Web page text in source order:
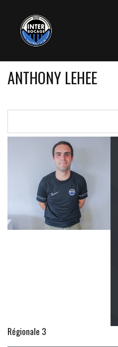
ANTHONY LEHEE
Régionale 3